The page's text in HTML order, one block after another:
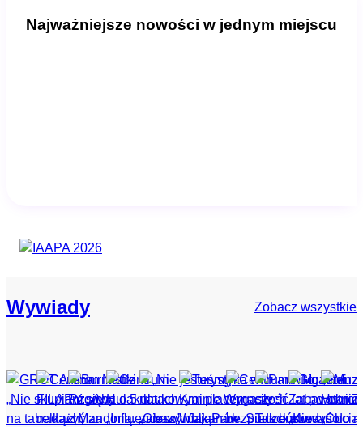
Najważniejsze nowości w jednym miejscu
Wywiady Zobacz wszystkie